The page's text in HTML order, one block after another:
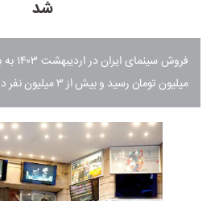
شد
میلیون تومان رسید و بیش از ۳ میلیون نفر در این ماه به سینما رفتند.